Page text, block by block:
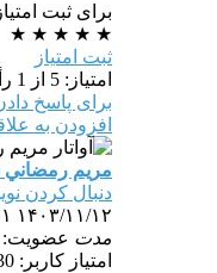
برای ثبت
★
★
★
★
★
ثبت امتیاز
امتیاز: 5 از 1 رأی
برای پاسخ
افزودن به
مریم رمضاني (42
دنبال کردن
۱۴۰۳/۱۱/۱۲ ۱۱:۵۱
مدت عضویت: 2093 روز
امتیاز کاربر: 46730